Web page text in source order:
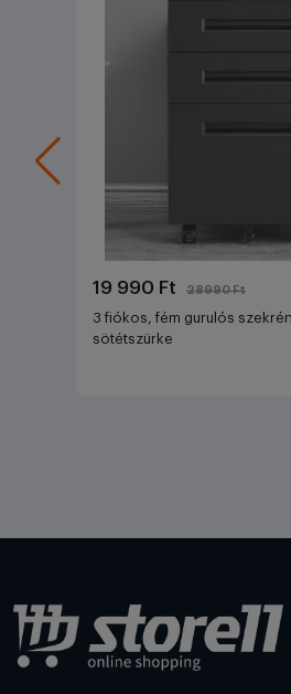
19 990 Ft 28990 Ft
3 fiókos, fém gurulós
sötétszürke